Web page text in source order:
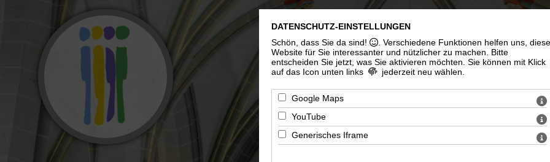
Zur KIM-Startseite und
Gemeindeauswahl
DATENSCHUTZ-EINSTELLUNGEN
Schön, dass Sie da sind!
. Verschiedene Funktionen helfen uns, diese
Website für Sie interessanter und nützlicher zu machen.
Bitte
entscheiden Sie jetzt, was Sie aktivieren möchten. Sie können mit Klick
auf das Icon unten links
jederzeit neu wählen.
Google Maps
YouTube
Generisches Iframe